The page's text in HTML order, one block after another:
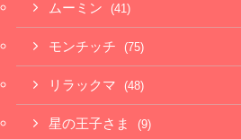
ムーミン (41)
モンチッチ (75)
リラックマ (48)
星の王子さま (9)